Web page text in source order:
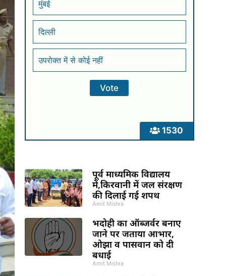
1530
मुंबई
दिल्ली
उपरोक्त में से कोई नहीं
पूर्व माध्यमिक विद्यालय
में,किरवानी में जल संरक्षण
की दिलाई गई शपथ
Amit Mishra
भदोही का ऑब्जर्वर बनाए
जाने पर जताया आभार,
ओझा व पासवान को दी
बधाई
Amit Mishra